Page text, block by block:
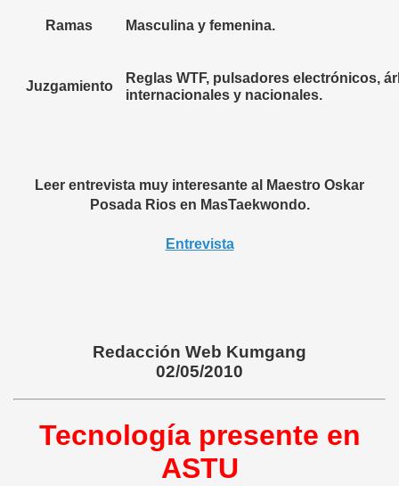
Ramas Masculina y femenina.
Juzgamiento
Reglas WTF, pulsadores electrónicos,
internacionales y nacionales.
Leer entrevista muy interesante al Maestro Oskar
Posada Rios en MasTaekwondo.
Entrevista
Redacción Web Kumgang
02/05/2010
Tecnología presente en
ASTU